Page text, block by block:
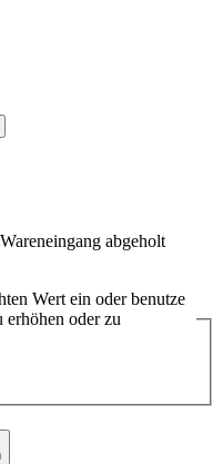
abgeholt
Wert ein oder benutze
oder zu